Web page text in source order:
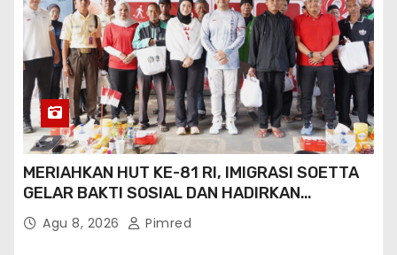
MERIAHKAN HUT KE-81 RI, IMIGRASI SOETTA
GELAR BAKTI SOSIAL DAN HADIRKAN
LAYANAN PASPOR DI AKHIR PEKAN
Agu 8, 2026 Pimred